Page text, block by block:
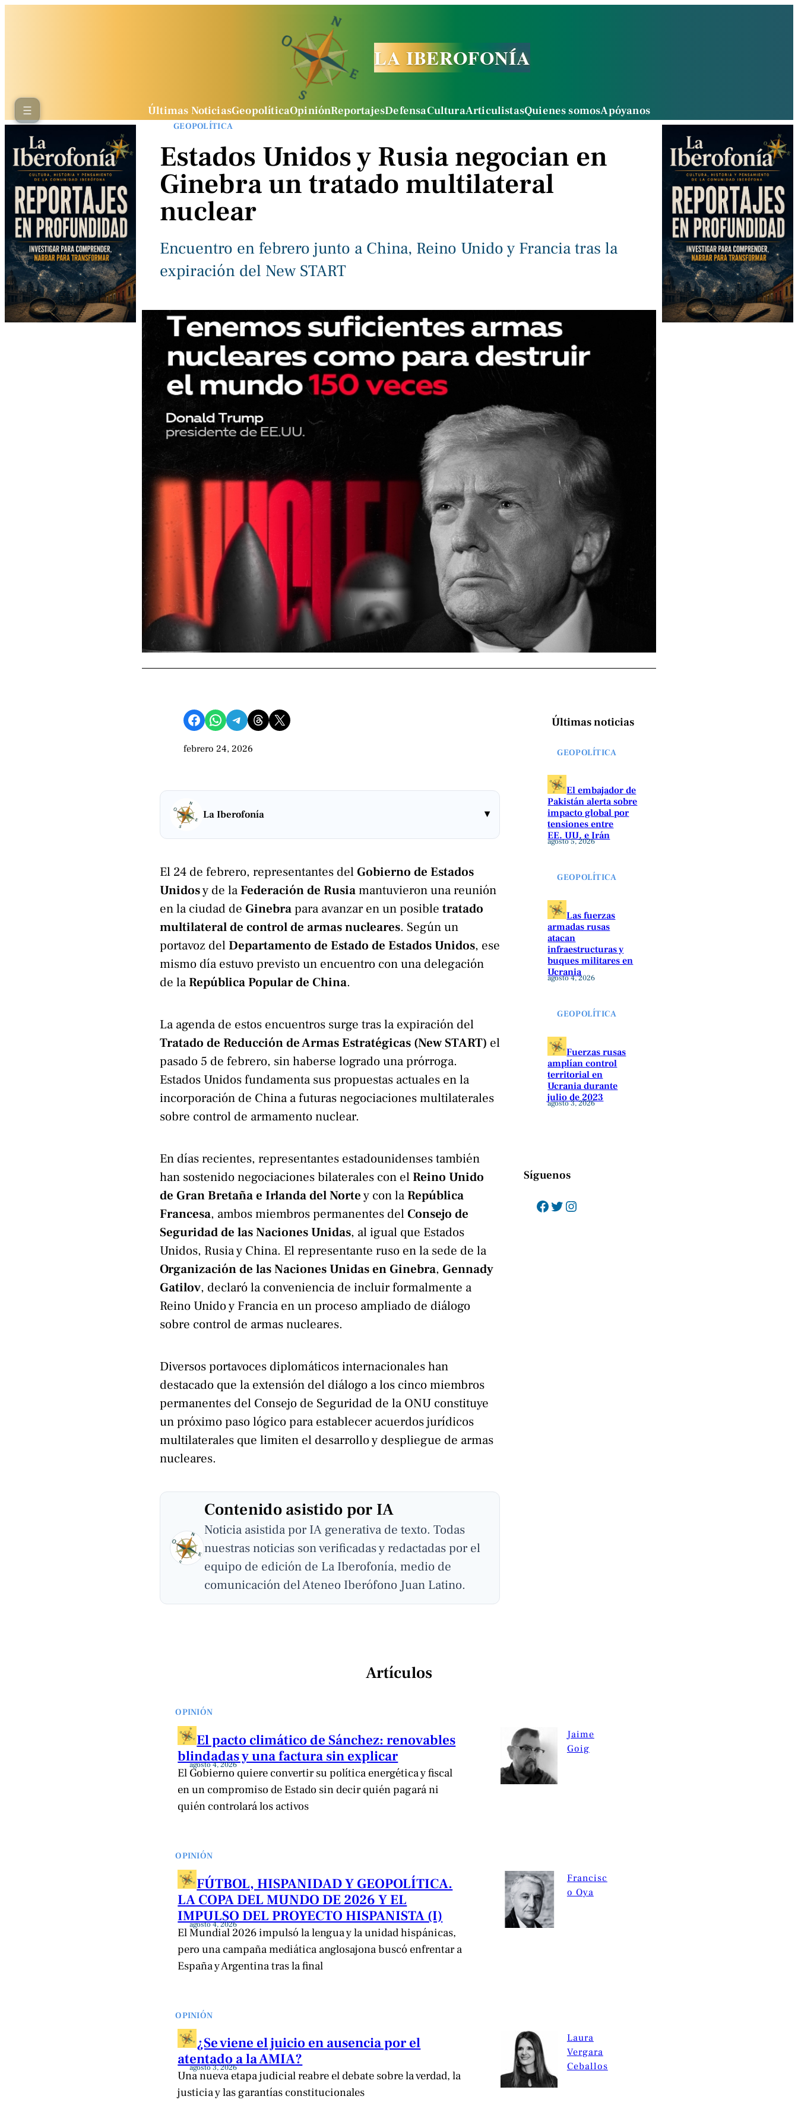
LA IBEROFONÍA
Últimas NoticiasGeopolíticaOpiniónReportajesDefensaCulturaArticulistasQuienes somosApóyanos
GEOPOLÍTICA
Estados Unidos y Rusia negocian en
Ginebra un tratado multilateral
nuclear
Encuentro en febrero junto a China, Reino Unido y Francia tras la
expiración del New START
Compartir en Facebook Compartir en WhatsApp Compartir en Telegram Share on Threads Compartir en X
febrero 24, 2026
La Iberofonía ▾
El 24 de febrero, representantes del Gobierno de Estados
Unidosy de laFederación de Rusiamantuvieron una reunión
en la ciudad de Ginebrapara avanzar en un posibletratado
multilateral de control de armas nucleares. Según un
portavoz delDepartamento de Estado de Estados Unidos, ese
mismo día estuvo previsto un encuentro con una delegación
de laRepública Popular de China.
La agenda de estos encuentros surge tras la expiración del
Tratado de Reducción de Armas Estratégicas (New START) el
pasado 5 de febrero, sin haberse logrado una prórroga.
Estados Unidos fundamenta sus propuestas actuales en la
incorporación de China a futuras negociaciones multilaterales
sobre control de armamento nuclear.
En días recientes, representantes estadounidenses también
han sostenido negociaciones bilaterales con elReino Unido
de Gran Bretaña e Irlanda del Nortey con laRepública
Francesa, ambos miembros permanentes del Consejo de
Seguridad de las Naciones Unidas, al igual que Estados
Unidos, Rusia y China. El representante ruso en la sede de la
Organización de las Naciones Unidas en Ginebra, Gennady
Gatilov, declaró la conveniencia de incluir formalmente a
Reino Unido y Francia en un proceso ampliado de diálogo
sobre control de armas nucleares.
Diversos portavoces diplomáticos internacionales han
destacado que la extensión del diálogo a los cinco miembros
permanentes del Consejo de Seguridad de la ONU constituye
un próximo paso lógico para establecer acuerdos jurídicos
multilaterales que limiten el desarrollo y despliegue de armas
nucleares.
Contenido asistido por IA
Noticia asistida por IA generativa de texto. Todas
nuestras noticias son verificadas y redactadas por el
equipo de edición de La Iberofonía, medio de
comunicación del Ateneo Iberófono Juan Latino.
Últimas noticias
GEOPOLÍTICA
El embajador de
Pakistán alerta sobre
impacto global por
tensiones entre
EE. UU. e Irán
agosto 5, 2026
GEOPOLÍTICA
Las fuerzas
armadas rusas
atacan
infraestructuras y
buques militares en
Ucrania
agosto 4, 2026
GEOPOLÍTICA
Fuerzas rusas
amplían control
territorial en
Ucrania durante
julio de 2023
agosto 3, 2026
Síguenos
Facebook Twitter Instagram
Artículos
OPINIÓN
El pacto climático de Sánchez: renovables
blindadas y una factura sin explicar
agosto 4, 2026
El Gobierno quiere convertir su política energética y fiscal
en un compromiso de Estado sin decir quién pagará ni
quién controlará los activos
Jaime
Goig
OPINIÓN
FÚTBOL, HISPANIDAD Y GEOPOLÍTICA.
LA COPA DEL MUNDO DE 2026 Y EL
IMPULSO DEL PROYECTO HISPANISTA (I)
agosto 4, 2026
El Mundial 2026 impulsó la lengua y la unidad hispánicas,
pero una campaña mediática anglosajona buscó enfrentar a
España y Argentina tras la final
Francisc
o Oya
OPINIÓN
¿Se viene el juicio en ausencia por el
atentado a la AMIA?
agosto 3, 2026
Una nueva etapa judicial reabre el debate sobre la verdad, la
justicia y las garantías constitucionales
Laura
Vergara
Ceballos